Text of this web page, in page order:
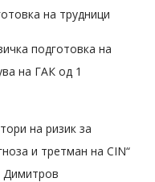
на трудници
подготовка на
на ГАК од 1
на ризик за
и третман на CIN“
Димитров